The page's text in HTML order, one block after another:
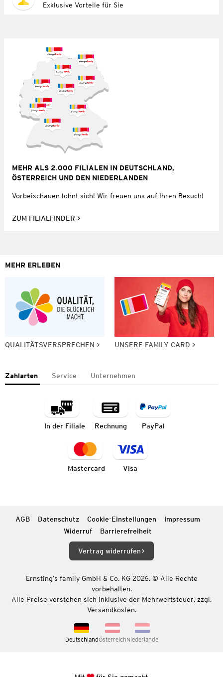
Exklusive Vorteile für Sie
MEHR ALS 2.000 FILIALEN IN DEUTSCHLAND,
ÖSTERREICH UND DEN NIEDERLANDEN
Vorbeischauen lohnt sich! Wir freuen uns auf Ihren Besuch!
ZUM FILIALFINDER
MEHR ERLEBEN
QUALITÄTSVERSPRECHEN UNSERE FAMILY CARD
Zahlarten Service Unternehmen
In der Filiale Rechnung PayPal
Mastercard Visa
AGB Datenschutz Cookie-Einstellungen
Impressum
Widerruf
Barrierefreiheit
Vertrag widerrufen
Ernsting’s family GmbH & Co. KG 2026. © Alle Rechte
vorbehalten.
Alle Preise verstehen sich inklusive der Mehrwertsteuer, zzgl.
Versandkosten.
DeutschlandÖsterreichNiederlande